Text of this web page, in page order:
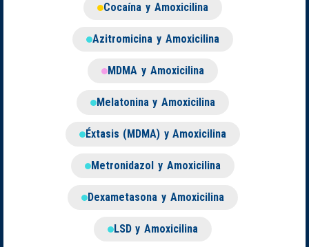
Cocaína y Amoxicilina
Azitromicina y Amoxicilina
MDMA y Amoxicilina
Melatonina y Amoxicilina
Éxtasis (MDMA) y Amoxicilina
Metronidazol y Amoxicilina
Dexametasona y Amoxicilina
LSD y Amoxicilina